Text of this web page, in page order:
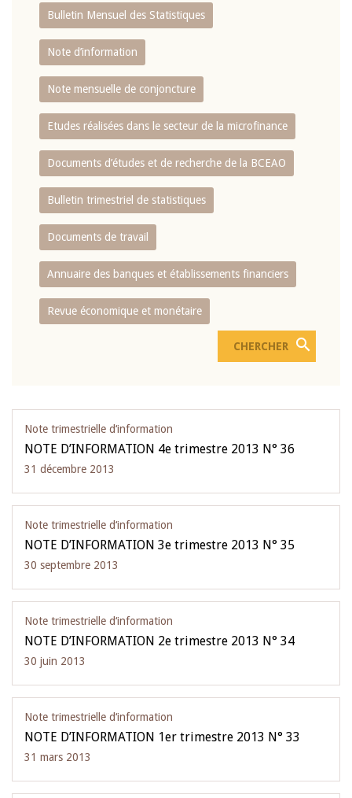
Bulletin Mensuel des Statistiques
Note d’information
Note mensuelle de conjoncture
Etudes réalisées dans le secteur de la microfinance
Documents d’études et de recherche de la BCEAO
Bulletin trimestriel de statistiques
Documents de travail
Annuaire des banques et établissements financiers
Revue économique et monétaire
Note trimestrielle d‘information
NOTE D’INFORMATION 4e trimestre 2013 N° 36
31 décembre 2013
Note trimestrielle d‘information
NOTE D’INFORMATION 3e trimestre 2013 N° 35
30 septembre 2013
Note trimestrielle d‘information
NOTE D’INFORMATION 2e trimestre 2013 N° 34
30 juin 2013
Note trimestrielle d‘information
NOTE D’INFORMATION 1er trimestre 2013 N° 33
31 mars 2013